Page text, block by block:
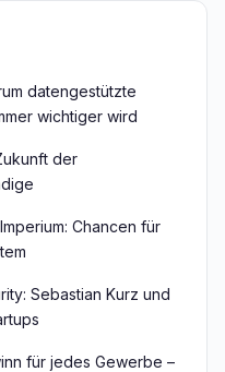
datengestützte
wichtiger wird
der
Chancen für
Sebastian Kurz und
für jedes Gewerbe –